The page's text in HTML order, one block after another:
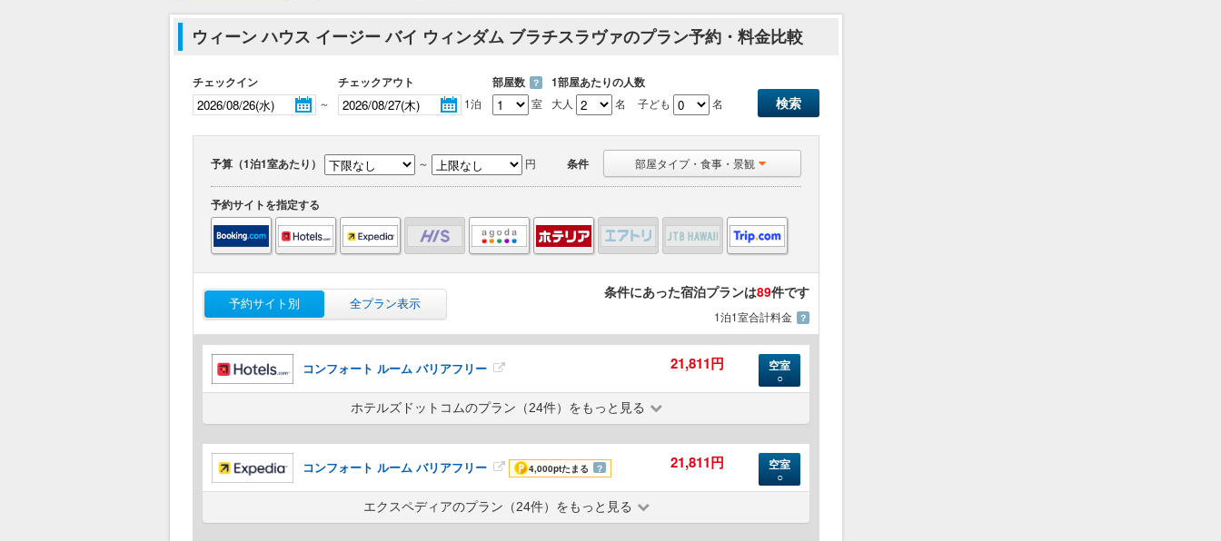
ウィーン ハウス イージー バイ ウィンダム ブラチスラヴァのプラン予約・料金比較
チェックイン
～
チェックアウト
1泊
部屋数 ？
室
1部屋あたりの人数
大人 名 子ども 名
予算（1泊1室あたり） ～ 円 条件 部屋タイプ・食事・景観
予約サイトを指定する
予約サイト別 全プラン表示
条件にあった宿泊プランは89件です
1泊1室合計料金 ？
コンフォート ルーム バリアフリー 21,811円 空室
○
ホテルズドットコムのプラン（24件）をもっと見る
コンフォート ルーム バリアフリー 4,000ptたまる ？ 21,811円 空室
○
エクスペディアのプラン（24件）をもっと見る